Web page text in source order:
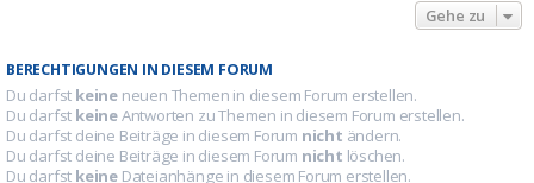
Gehe zu
BERECHTIGUNGEN IN DIESEM FORUM
Du darfst keine neuen Themen in diesem Forum erstellen.
Du darfst keineAntworten zu Themen in diesem Forum erstellen.
Du darfst deine Beiträge in diesem Forum nicht ändern.
Du darfst deine Beiträge in diesem Forum nicht löschen.
Du darfst keine Dateianhänge in diesem Forum erstellen.